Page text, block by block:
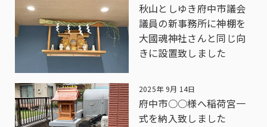
秋山としゆき府中市議会
議員の新事務所に神棚を
大國魂神社さんと同じ向
きに設置致しました
2025年 9月 14日
府中市○○様へ稲荷宮一
式を納入致しました